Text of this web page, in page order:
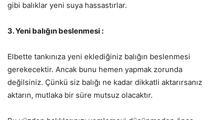
gibi balıklar yeni suya hassastırlar.
3. Yeni balığın beslenmesi :
Elbette tankınıza yeni eklediğiniz balığın beslenmesi
gerekecektir. Ancak bunu hemen yapmak zorunda
değilsiniz. Çünkü siz balığı ne kadar dikkatli aktarırsanız
aktarın, mutlaka bir süre mutsuz olacaktır.